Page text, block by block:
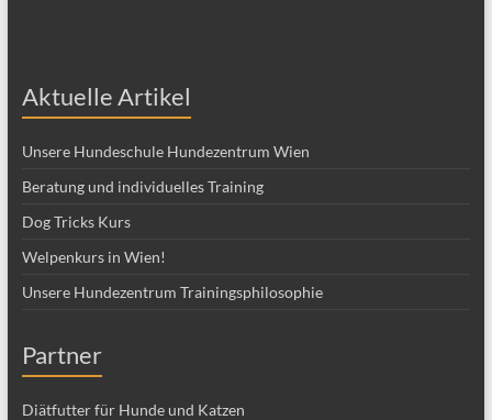
Aktuelle Artikel
Unsere Hundeschule Hundezentrum Wien
Beratung und individuelles Training
Dog Tricks Kurs
Welpenkurs in Wien!
Unsere Hundezentrum Trainingsphilosophie
Partner
Diätfutter für Hunde und Katzen